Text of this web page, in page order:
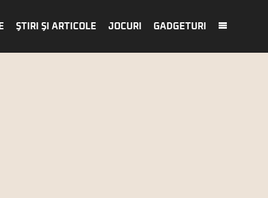
ŞTIRI ŞI ARTICOLE JOCURI GADGETURI